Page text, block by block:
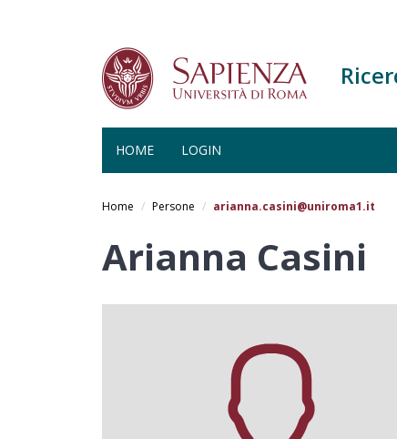
HOME LOGIN
Home Persone arianna.casini@uniroma1.it
Arianna Casini